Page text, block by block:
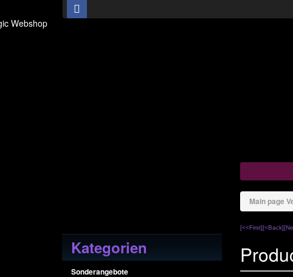
Kategorien
Sonderangebote
Main page
[<<First][<Back]